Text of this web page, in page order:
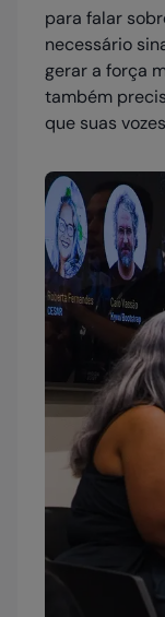
para falar
necessário
gerar a força
também
que suas